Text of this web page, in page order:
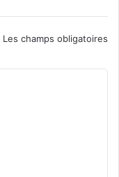
Les champs obligatoires